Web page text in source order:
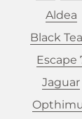
Aldea
Black
Escape
Jaguar